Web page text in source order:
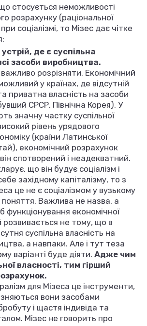
стосується неможливості
розрахунку (раціональної
соціалізмі, то Мізес дає чітке
де є суспільна
засоби виробництва.
розрізняти. Економічний
у країнах, де відсутній
приватна власність на засоби
СРСР, Північна Корея). У
значну частку суспільної
рівень урядового
(країни Латинської
економічний розрахунок
спотворений і неадекватний.
що він будує соціалізм і
західному капіталізму, то з
це не є соціалізмом у вузькому
поняття. Важлива не назва, а
функціонування економічної
розвивається не тому, що в
суспільна власність на
а навпаки. Але і тут теза
варіанті буде діяти. Адже чим
власності, тим гірший
для Мізеса це інструменти,
вони засобами
і щастя індивіда та
Мізес не говорить про